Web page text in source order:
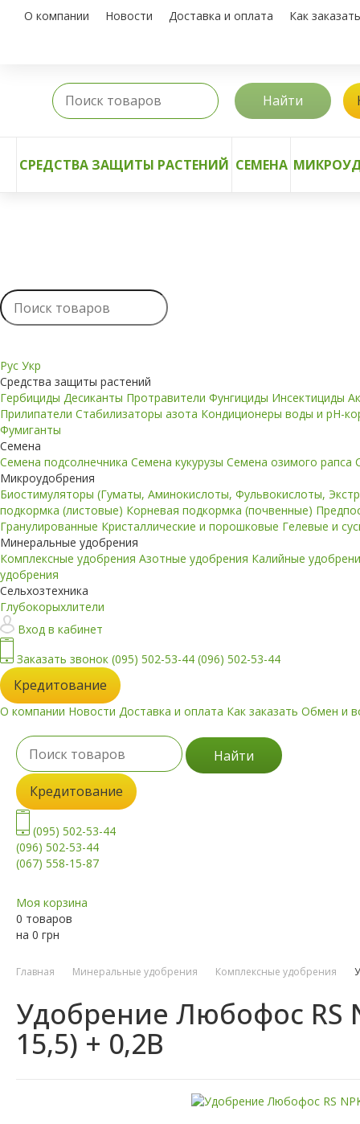
О компании Новости Доставка и оплата Как заказать
Найти
СРЕДСТВА ЗАЩИТЫ РАСТЕНИЙ СЕМЕНА
Рус Укр
Средства защиты растений
Гербициды Десиканты Протравители Фунгициды Инсектициды
Прилипатели Стабилизаторы азота Кондиционеры воды и pH-
Фумиганты
Семена
Семена подсолнечника Семена кукурузы Семена озимого рапса
Микроудобрения
Биостимуляторы (Гуматы, Аминокислоты, Фульвокислоты,
подкормка (листовые) Корневая подкормка (почвенные)
Гранулированные Кристаллические и порошковые Гелевые и
Минеральные удобрения
Комплексные удобрения Азотные удобрения Калийные
удобрения
Сельхозтехника
Глубокорыхлители
Вход в кабинет
Заказать звонок (095) 502-53-44 (096) 502-53-44
Кредитование
О компании Новости Доставка и оплата Как заказать Обмен и
Найти
Кредитование
(095) 502-53-44
(096) 502-53-44
(067) 558-15-87
Моя корзина
0 товаров
на 0 грн
Главная Минеральные удобрения Комплексные удобрения
Удобрение Любофос RS
15,5) + 0,2B